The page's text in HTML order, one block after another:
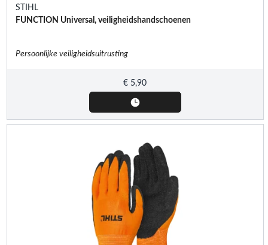
STIHL
FUNCTION Universal, veiligheidshandschoenen
Persoonlijke veiligheidsuitrusting
€ 5,90